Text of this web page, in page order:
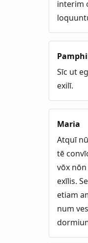
interim
Sīc ut
exilī.
Maria
Atquī
tē
vōx
exīlis.
etiam
num